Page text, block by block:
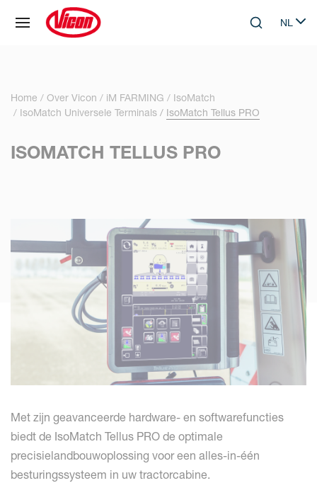
Skip to main contentSearchNL
Select
Home Over Vicon iM FARMING
IsoMatch
IsoMatch Universele Terminals
IsoMatch Tellus PRO
ISOMATCH TELLUS PRO
Met zijn geavanceerde hardware- en softwarefuncties
biedt de IsoMatch Tellus PRO de optimale
precisielandbouwoplossing voor een alles-in-één
besturingssysteem in uw tractorcabine.
Cookies beheer paneel